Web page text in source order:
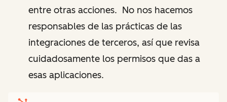
entre otras acciones. No nos hacemos
responsables de las prácticas de las
integraciones de terceros, así que revisa
cuidadosamente los permisos que das a
esas aplicaciones.